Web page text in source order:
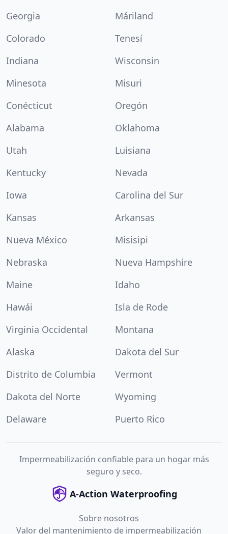
Georgia
Máriland
Colorado
Tenesí
Indiana
Wisconsin
Minesota
Misuri
Conécticut
Oregón
Alabama
Oklahoma
Utah
Luisiana
Kentucky
Nevada
Iowa
Carolina del Sur
Kansas
Arkansas
Nueva México
Misisipi
Nebraska
Nueva Hampshire
Maine
Idaho
Hawái
Isla de Rode
Virginia Occidental
Montana
Alaska
Dakota del Sur
Distrito de Columbia
Vermont
Dakota del Norte
Wyoming
Delaware
Puerto Rico
Impermeabilización confiable para un hogar más
seguro y seco.
A-Action Waterproofing
Sobre nosotros
Valor del mantenimiento de impermeabilización